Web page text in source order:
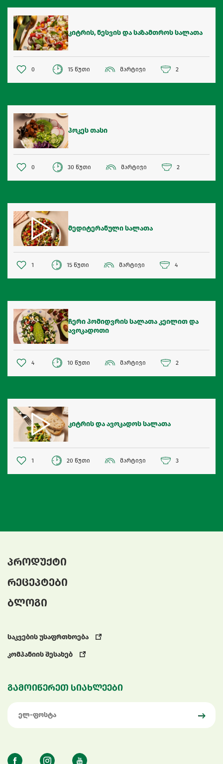
კიტრის, ნესვის და საზამთროს სალათა
0 15 წუთი მარტივი 2
პოკეს თასი
0 30 წუთი მარტივი 2
მედიტერანული სალათა
1 15 წუთი მარტივი 4
ჩერი პომიდვრის სალათა კეილით და
ავოკადოთი
4 10 წუთი მარტივი 2
კიტრის და ავოკადოს სალათა
1 20 წუთი მარტივი 3
პროდუქტი
რეცეპტები
ბლოგი
საკვების უსაფრთხოება
კომპანიის შესახებ
გამოიწერეთ სიახლეები